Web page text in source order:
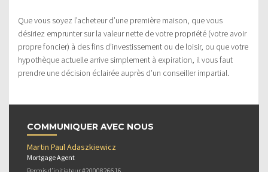
Que vous soyez l’acheteur d’une première maison, que vous
désiriez emprunter sur la valeur nette de votre propriété (votre avoir
propre foncier) à des fins d’investissement ou de loisir, ou que votre
hypothèque actuelle arrive simplement à expiration, il vous faut
prendre une décision éclairée auprès d’un conseiller impartial.
COMMUNIQUER AVEC NOUS
Martin Paul Adaszkiewicz
Mortgage Agent